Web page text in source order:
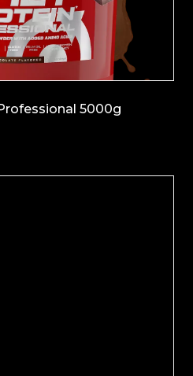
5000g